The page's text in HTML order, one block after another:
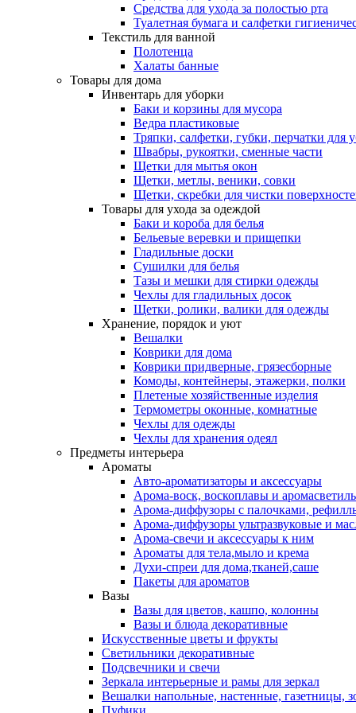
Средства для ухода за полостью рта
Туалетная бумага и салфетки
Текстиль для ванной
Полотенца
Халаты банные
Товары для дома
Инвентарь для уборки
Баки и корзины для мусора
Ведра пластиковые
Тряпки, салфетки, губки, перчатки для
Швабры, рукоятки, сменные части
Щетки для мытья окон
Щетки, метлы, веники, совки
Щетки, скребки для чистки
Товары для ухода за одеждой
Баки и короба для белья
Бельевые веревки и прищепки
Гладильные доски
Сушилки для белья
Тазы и мешки для стирки одежды
Чехлы для гладильных досок
Щетки, ролики, валики для одежды
Хранение, порядок и уют
Вешалки
Коврики для дома
Коврики придверные, грязесборные
Комоды, контейнеры, этажерки, полки
Плетеные хозяйственные изделия
Термометры оконные, комнатные
Чехлы для одежды
Чехлы для хранения одеял
Предметы интерьера
Ароматы
Авто-ароматизаторы и аксессуары
Арома-воск, воскоплавы и
Арома-диффузоры с палочками,
Арома-диффузоры ультразвуковые и
Арома-свечи и аксессуары к ним
Ароматы для тела,мыло и крема
Духи-спреи для дома,тканей,саше
Пакеты для ароматов
Вазы
Вазы для цветов, кашпо, колонны
Вазы и блюда декоративные
Искусственные цветы и фрукты
Светильники декоративные
Подсвечники и свечи
Зеркала интерьерные и рамы для зеркал
Вешалки напольные, настенные, газетницы,
Пуфики